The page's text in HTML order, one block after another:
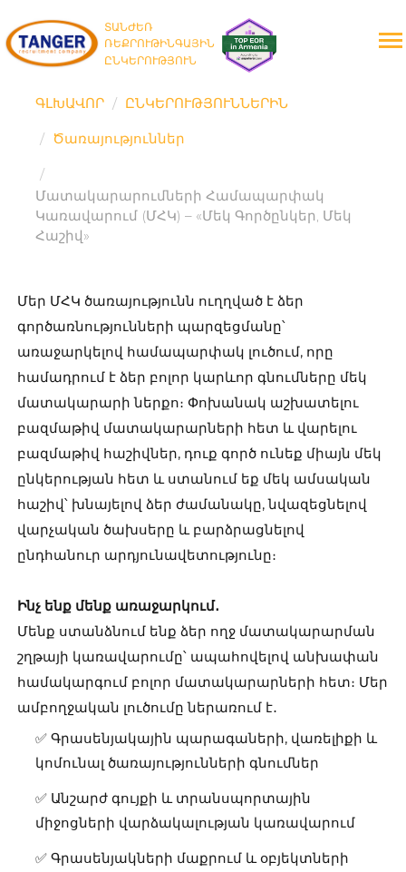
ՏԱՆԺԵՌ
ՌԵՔՐՈՒԹԻՆԳԱՅԻՆ
ԸՆԿԵՐՈՒԹՅՈՒՆ
ԳԼԽԱՎՈՐ ԸՆԿԵՐՈՒԹՅՈՒՆՆԵՐԻՆ
Ծառայություններ
Մատակարարումների Համապարփակ
Կառավարում (ՄՀԿ) – «Մեկ Գործընկեր, Մեկ
Հաշիվ»
Մեր ՄՀԿ ծառայությունն ուղղված է ձեր
գործառնությունների պարզեցմանը՝
առաջարկելով համապարփակ լուծում, որը
համադրում է ձեր բոլոր կարևոր գնումները մեկ
մատակարարի ներքո։ Փոխանակ աշխատելու
բազմաթիվ մատակարարների հետ և վարելու
բազմաթիվ հաշիվներ, դուք գործ ունեք միայն մեկ
ընկերության հետ և ստանում եք մեկ ամսական
հաշիվ՝ խնայելով ձեր ժամանակը, նվազեցնելով
վարչական ծախսերը և բարձրացնելով
ընդհանուր արդյունավետությունը։
Ինչ ենք մենք առաջարկում․
Մենք ստանձնում ենք ձեր ողջ մատակարարման
շղթայի կառավարումը՝ ապահովելով անխափան
համակարգում բոլոր մատակարարների հետ։ Մեր
ամբողջական լուծումը ներառում է․
✅ Գրասենյակային պարագաների, վառելիքի և
կոմունալ ծառայությունների գնումներ
✅ Անշարժ գույքի և տրանսպորտային
միջոցների վարձակալության կառավարում
✅ Գրասենյակների մաքրում և օբյեկտների